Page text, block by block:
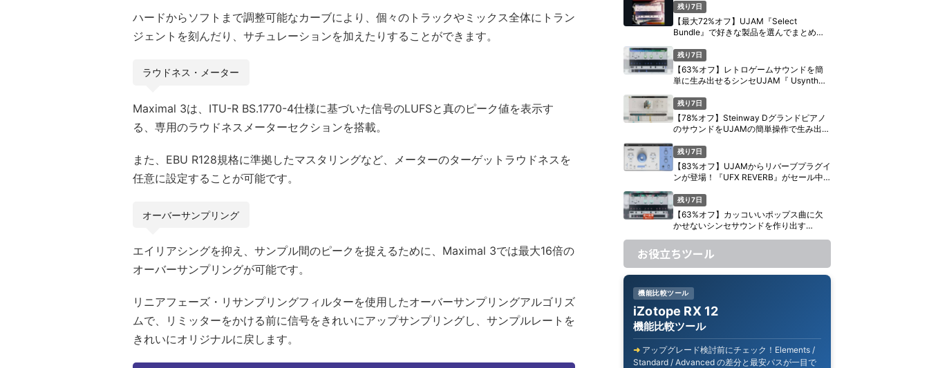
ハードからソフトまで調整可能なカーブにより、個々のトラックやミックス全体にトラン
ジェントを刻んだり、サチュレーションを加えたりすることができます。
ラウドネス・メーター
Maximal 3は、ITU-R BS.1770-4仕様に基づいた信号のLUFSと真のピーク値を表示す
る、専用のラウドネスメーターセクションを搭載。
また、EBU R128規格に準拠したマスタリングなど、メーターのターゲットラウドネスを
任意に設定することが可能です。
オーバーサンプリング
エイリアシングを抑え、サンプル間のピークを捉えるために、Maximal 3では最大16倍の
オーバーサンプリングが可能です。
リニアフェーズ・リサンプリングフィルターを使用したオーバーサンプリングアルゴリズ
ムで、リミッターをかける前に信号をきれいにアップサンプリングし、サンプルレートを
きれいにオリジナルに戻します。
残り7日
【最大72%オフ】UJAM『Select
Bundle』で好きな製品を選んでまとめ買
残り7日
【63%オフ】レトロゲームサウンドを簡
単に生み出せるシンセUJAM『 Usynth
残り7日
【78%オフ】Steinway Dグランドピアノ
のサウンドをUJAMの簡単操作で生み出す
【期間限定】
残り7日
【83%オフ】UJAMからリバーブプラグイ
ンが登場！『UFX REVERB』がセール中
残り7日
【63%オフ】カッコいいポップス曲に欠
かせないシンセサウンドを作り出す
間限定】
お役立ちツール
機能比較ツール
iZotope RX 12
機能比較ツール
アップグレード検討前にチェック！Elements /
Standard / Advanced の差分と最安パスが一目で